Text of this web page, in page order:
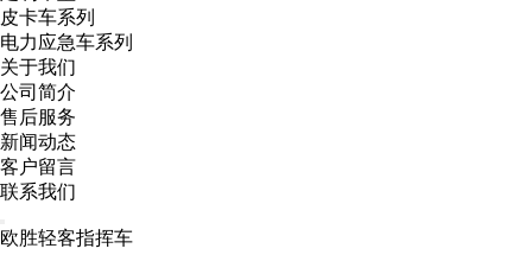
皮卡车系列
电力应急车系列
关于我们
公司简介
售后服务
新闻动态
客户留言
联系我们
欧胜轻客指挥车